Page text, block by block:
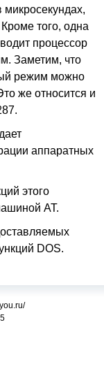
того, одна
процессор
Заметим, что
режим можно
же относится и
аппаратных
этого
AT.
DOS.